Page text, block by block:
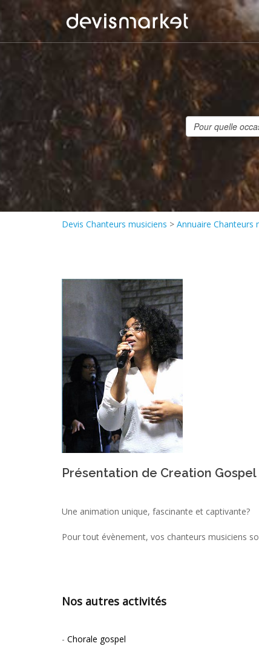
Devis Chanteurs musiciens > Annuaire Chanteurs
Présentation de Creation Gospel
Une animation unique, fascinante et captivante?
Pour tout évènement, vos chanteurs musiciens
Nos autres activités
- Chorale gospel